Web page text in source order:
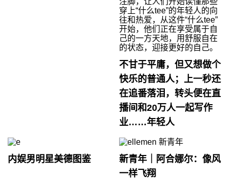
不甘于平庸，但又想做个
快乐的普通人；上一秒还
在追番落泪，转头便在直
播间和20万人一起写作
业……年轻人
内娱男明星美德图鉴
新青年｜阿合娜尔：像风
一样飞翔